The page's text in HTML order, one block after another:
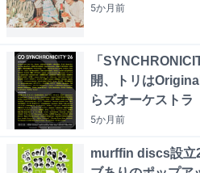
5か月前
「
開、トリは
らズオーケストラ
5か月前
murffin discs設立